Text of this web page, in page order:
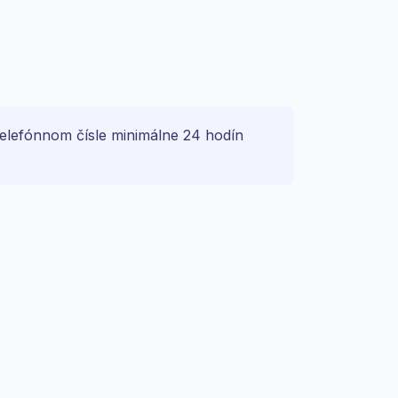
čísle minimálne 24 hodín